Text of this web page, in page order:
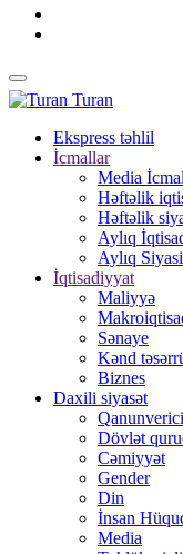
Turan
Ekspress təhlil
İcmallar
Media
Həftəlik
Həftəlik
Aylıq
Aylıq
İqtisadiyyat
Maliyyə
Sənaye
Kənd
Biznes
Daxili siyasət
Dövlət
Cəmiyyət
Gender
Din
İnsan
Media